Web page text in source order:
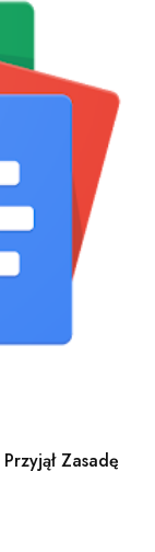
Zasadę